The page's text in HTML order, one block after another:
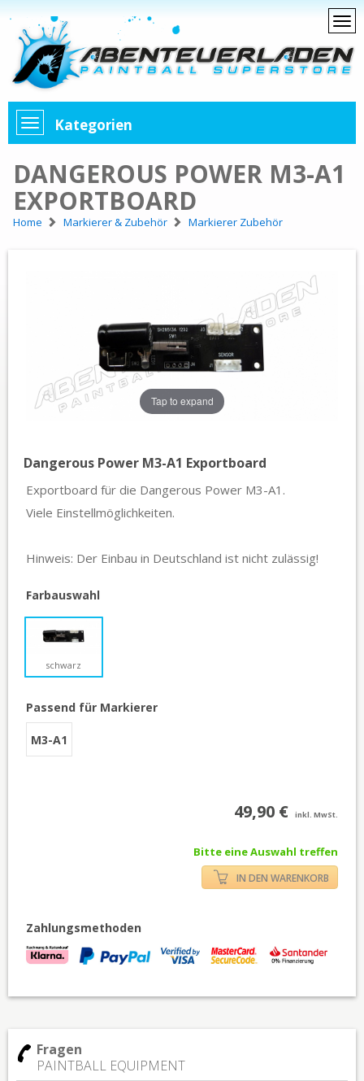
Kategorien
DANGEROUS POWER M3-A1
EXPORTBOARD
Home Markierer & Zubehör Markierer Zubehör
Tap to expand
Dangerous Power M3-A1 Exportboard
Exportboard für die Dangerous Power M3-A1.
Viele Einstellmöglichkeiten.
Hinweis: Der Einbau in Deutschland ist nicht zulässig!
Farbauswahl
schwarz
Passend für Markierer
M3-A1
49,90 € inkl. MwSt.
Bitte eine Auswahl treffen
IN DEN WARENKORB
Zahlungsmethoden
Fragen
PAINTBALL EQUIPMENT